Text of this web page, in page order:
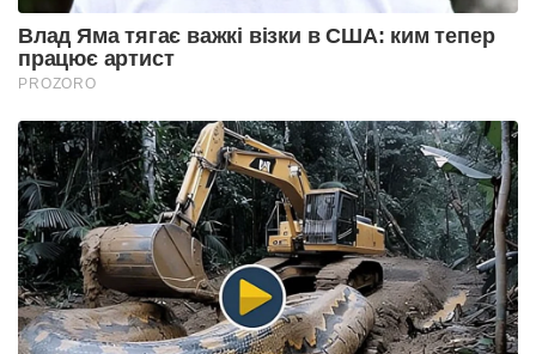
Влад Яма тягає важкі візки в США: ким тепер
працює артист
PROZORO